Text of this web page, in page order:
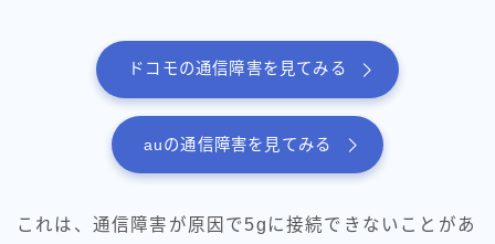
ドコモの通信障害を見てみる
auの通信障害を見てみる
これは、通信障害が原因で5gに接続できないことがあ